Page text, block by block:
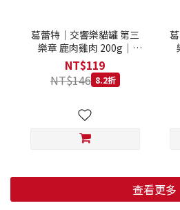
葛蕾特｜交響樂貓罐 第三
樂章 鹿肉雞肉 200g｜
GranataPet 200克 主食罐
無穀罐 無膠罐 主食貓罐 德
罐
NT$119
NT$146 8.2折
查看更多